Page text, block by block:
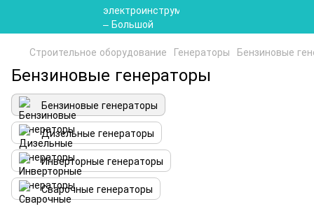
Строительное оборудование Генераторы Бензиновые
Бензиновые генераторы
Бензиновые генераторы
Дизельные генераторы
Инверторные генераторы
Сварочные генераторы